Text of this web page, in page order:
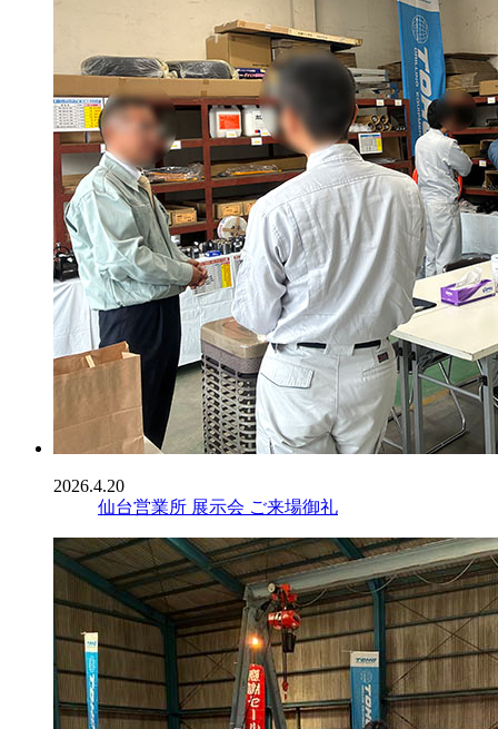
2026.4.20
仙台営業所 展示会 ご来場御礼